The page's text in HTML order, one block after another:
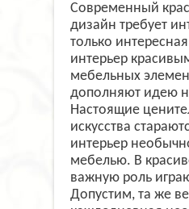
Современный
дизайн требует
только
интерьер
мебельных
дополняют идею
Настоящие
искусства
интерьер
мебелью. В
важную роль
Допустим, та же